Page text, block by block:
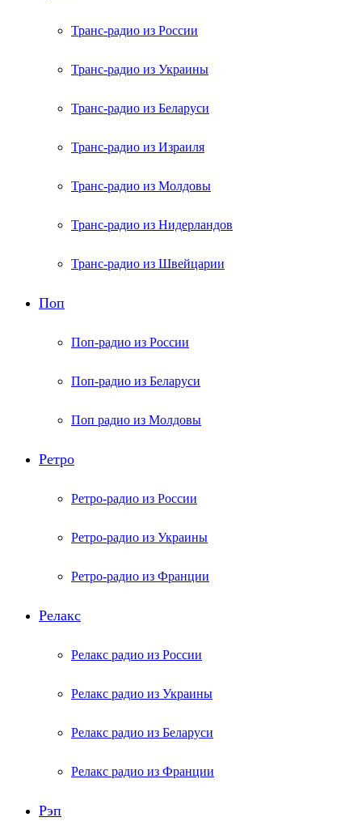
Транс-радио из России
Транс-радио из Украины
Транс-радио из Беларуси
Транс-радио из Израиля
Транс-радио из Молдовы
Транс-радио из Нидерландов
Транс-радио из Швейцарии
Поп
Поп-радио из России
Поп-радио из Беларуси
Поп радио из Молдовы
Ретро
Ретро-радио из России
Ретро-радио из Украины
Ретро-радио из Франции
Релакс
Релакс радио из России
Релакс радио из Украины
Релакс радио из Беларуси
Релакс радио из Франции
Рэп